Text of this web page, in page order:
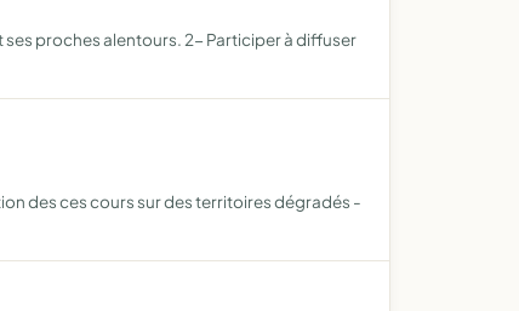
proches alentours. 2- Participer à diffuser
des ces cours sur des territoires dégradés -